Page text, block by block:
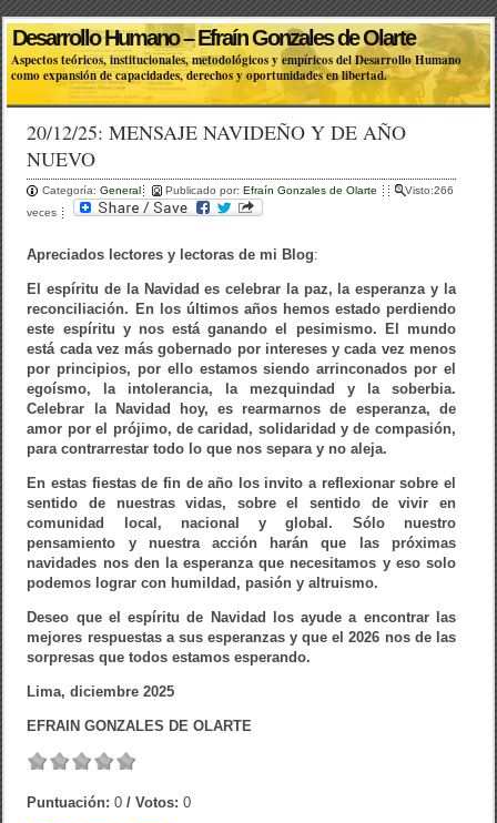
Desarrollo Humano – Efraín Gonzales de Olarte
Aspectos teóricos, institucionales, metodológicos y empíricos del Desarrollo Humano
como expansión de capacidades, derechos y oportunidades en libertad.
20/12/25: MENSAJE NAVIDEÑO Y DE AÑO
NUEVO
Categoría:General Publicado por:Efraín Gonzales de Olarte
Visto:266
veces
Apreciados lectores y lectoras de mi Blog:
El espíritu de la Navidad es celebrar la paz, la esperanza y la
reconciliación. En los últimos años hemos estado perdiendo
este espíritu y nos está ganando el pesimismo. El mundo
está cada vez más gobernado por intereses y cada vez menos
por principios, por ello estamos siendo arrinconados por el
egoísmo, la intolerancia, la mezquindad y la soberbia.
Celebrar la Navidad hoy, es rearmarnos de esperanza, de
amor por el prójimo, de caridad, solidaridad y de compasión,
para contrarrestar todo lo que nos separa y no aleja.
En estas fiestas de fin de año los invito a reflexionar sobre el
sentido de nuestras vidas, sobre el sentido de vivir en
comunidad local, nacional y global. Sólo nuestro
pensamiento y nuestra acción harán que las próximas
navidades nos den la esperanza que necesitamos y eso solo
podemos lograr con humildad, pasión y altruismo.
Deseo que el espíritu de Navidad los ayude a encontrar las
mejores respuestas a sus esperanzas y que el 2026 nos de las
sorpresas que todos estamos esperando.
Lima, diciembre 2025
EFRAIN GONZALES DE OLARTE
Puntuación:0 / Votos:0